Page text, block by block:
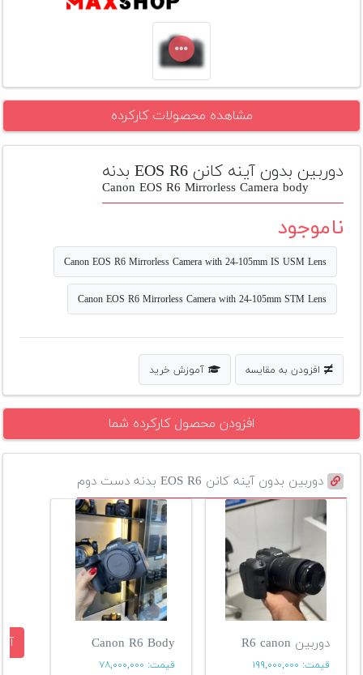
افزودن
دست
دوم
لیست
قیمت
دوربین
مشاهده محصولات کارکرده
دوربین بدون آینه کانن EOS R6 بدنه
Canon EOS R6 Mirrorless Camera body
ناموجود
Canon EOS R6 Mirrorless Camera with 24-105mm IS USM Lens
Canon EOS R6 Mirrorless Camera with 24-105mm STM Lens
افزودن به مقایسه آموزش خرید
افزودن محصول کارکرده شما
دوربین بدون آینه کانن EOS R6 بدنه دست دوم
دوربین R6 canon
قیمت: ۱۹۹,۰۰۰,۰۰۰
Canon R6 Body
قیمت: ۷۸,۰۰۰,۰۰۰